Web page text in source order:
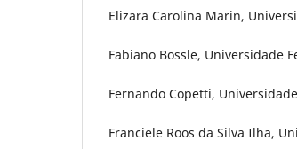
Elizara Carolina Marin,
Fabiano Bossle, Universidade
Fernando Copetti,
Franciele Roos da Silva Ilha,